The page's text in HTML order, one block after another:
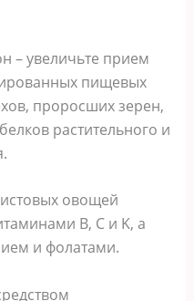
– увеличьте прием
пищевых
проросших зерен,
растительного и
овощей
B, C и K, а
и фолатами.